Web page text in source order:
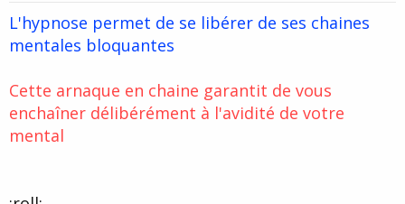
e
L'hypnose permet de se libérer de ses chaines
mentales bloquantes
Cette arnaque en chaine garantit de vous
enchaîner délibérément à l'avidité de votre
mental